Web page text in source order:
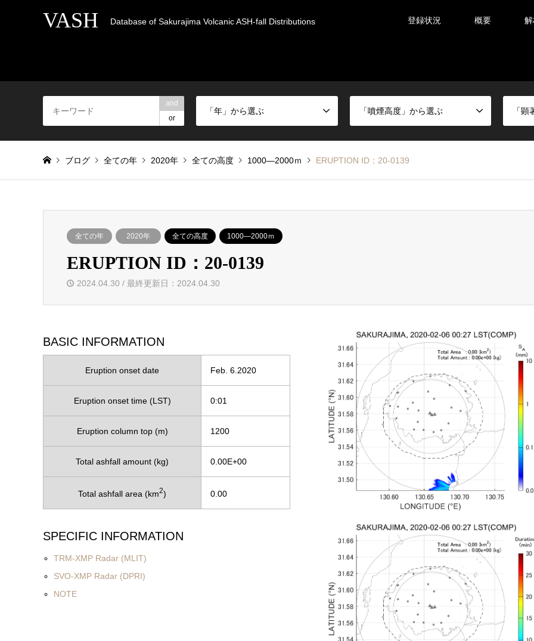
VASH Database of Sakurajima Volcanic ASH-fall Distributions 登録状況 概要
and
or
「年」から選ぶ 「噴煙高度」から選ぶ 「
ブログ 全ての年 2020年 全ての高度 1000―2000ｍ ERUPTION ID：20-0139
全ての年 2020年 全ての高度 1000―2000ｍ
ERUPTION ID：20-0139
2024.04.30 / 最終更新日：2024.04.30
BASIC INFORMATION
Eruption onset date Feb. 6.2020
Eruption onset time (LST) 0:01
Eruption column top (m) 1200
Total ashfall amount (kg) 0.00E+00
Total ashfall area (km2) 0.00
SPECIFIC INFORMATION
TRM-XMP Radar (MLIT)
SVO-XMP Radar (DPRI)
NOTE